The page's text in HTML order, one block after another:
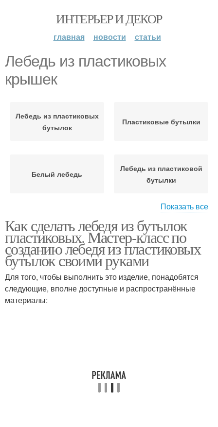
ИНТЕРЬЕР И ДЕКОР
главная новости статьи
Лебедь из пластиковых
крышек
Лебедь из пластиковых
бутылок
Пластиковые бутылки
Белый лебедь
Лебедь из пластиковой
бутылки
Лебедь из гипса
Кашпо из пластиковых
бутылок
Показать все
Как сделать лебедя из бутылок
пластиковых. Мастер-класс по
созданию лебедя из пластиковых
бутылок своими руками
Для того, чтобы выполнить это изделие, понадобятся
следующие, вполне доступные и распространённые
материалы: